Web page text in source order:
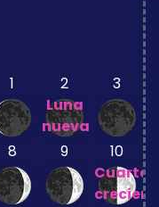
1
2
Luna
nueva
3
8 9
10
Cuarto